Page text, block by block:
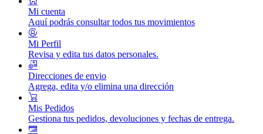
Mi cuenta
Aquí podrás consultar todos tus movimientos
Mi Perfil
Revisa y edita tus datos personales.
Direcciones de envio
Agrega, edita y/o elimina una dirección
Mis Pedidos
Gestiona tus pedidos, devoluciones y fechas de entrega.